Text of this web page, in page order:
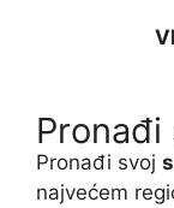
Pronađi svoj
najvećem